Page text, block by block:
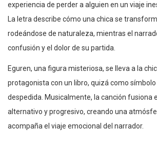
experiencia de perder a alguien en un viaje
La letra describe cómo una chica se
rodeándose de naturaleza, mientras el
confusión y el dolor de su partida.
Eguren, una figura misteriosa, se lleva a la
protagonista con un libro, quizá como
despedida. Musicalmente, la canción fusiona
alternativo y progresivo, creando una
acompaña el viaje emocional del narrador.